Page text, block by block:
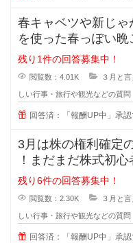
春キャベツや新じ
を使った春っぽい
ます。みなさんのお
残り1件の回答募集中！
閲覧数：4.01K ３月と
しい行事・旅行や観光などの質問
回答済：「報酬UP中」承
3月は株の権利確定
！まだまだ株式初
大イベントと思って
残り6件の回答募集中！
閲覧数：2.30K ３月と
しい行事・旅行や観光などの質問
回答済：「報酬UP中」承